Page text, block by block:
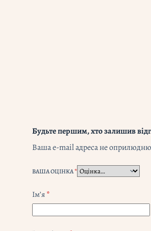
Будьте першим, хто залишив
Ваша e-mail адреса не
ВАША ОЦІНКА*
Ім’я*